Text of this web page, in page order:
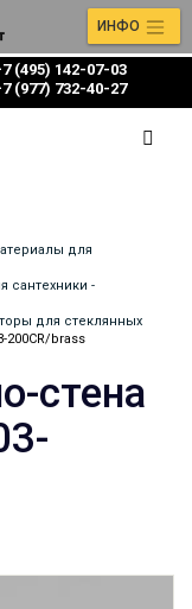
(495) 142-07-03
(977) 732-40-27
ИНФО
для
сантехники -
для стеклянных
200CR/brass
стена